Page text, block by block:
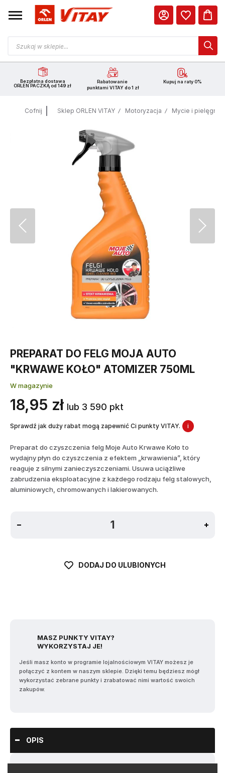
Bezpłatna dostawa
ORLEN PACZKĄ od 149 zł
Rabatowanie
punktami VITAY do 1 zł
Kupuj na raty 0%
Cofnij Sklep ORLEN VITAY Motoryzacja Mycie i
PREPARAT DO FELG MOJA AUTO
"KRWAWE KOŁO" ATOMIZER 750ML
W magazynie
18,95 zł lub 3 590 pkt
Sprawdź jak duży rabat mogą zapewnić Ci punkty VITAY. i
Preparat do czyszczenia felg Moje Auto Krwawe Koło to
wydajny płyn do czyszczenia z efektem „krwawienia”, który
reaguje z silnymi zanieczyszczeniami. Usuwa uciążliwe
zabrudzenia eksploatacyjne z każdego rodzaju felg stalowych,
aluminiowych, chromowanych i lakierowanych.
DODAJ DO ULUBIONYCH
MASZ PUNKTY VITAY?
WYKORZYSTAJ JE!
Jeśli masz konto w programie lojalnościowym VITAY możesz je
połączyć z kontem w naszym sklepie. Dzięki temu będziesz mógł
wykorzystać zebrane punkty i zrabatować nimi wartość swoich
zakupów.
OPIS